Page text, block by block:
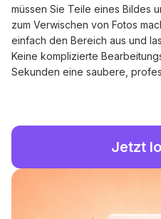
müssen Sie Teile eines Bildes
zum Verwischen von Fotos
einfach den Bereich aus und
Keine komplizierte
Sekunden eine saubere,
Jetzt